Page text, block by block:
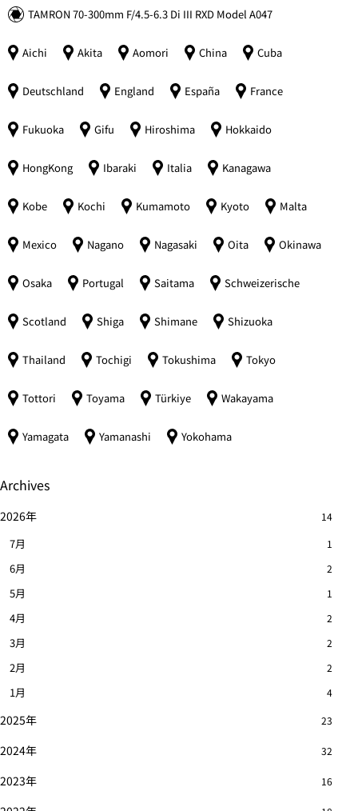
Archives
2026年 14
7月 1
6月 2
5月 1
4月 2
3月 2
2月 2
1月 4
2025年 23
2024年 32
2023年 16
TAMRON 70-300mm F/4.5-6.3 Di III RXD Model A047
Aichi Akita Aomori China Cuba
Deutschland England España France
Fukuoka Gifu Hiroshima Hokkaido
HongKong Ibaraki Italia Kanagawa
Kobe Kochi Kumamoto Kyoto Malta
Mexico Nagano Nagasaki Oita Okinawa
Osaka Portugal Saitama Schweizerische
Scotland Shiga Shimane Shizuoka
Thailand Tochigi Tokushima Tokyo
Tottori Toyama Türkiye Wakayama
Yamagata Yamanashi Yokohama